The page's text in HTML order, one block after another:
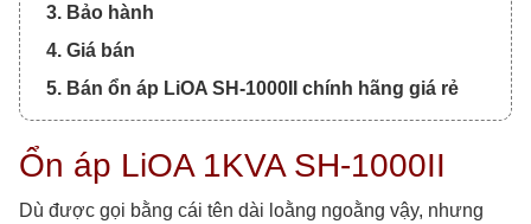
3. Bảo hành
4. Giá bán
5. Bán ổn áp LiOA SH-1000II chính hãng giá rẻ
Ổn áp LiOA 1KVA SH-1000II
Dù được gọi bằng cái tên dài loằng ngoằng vậy, nhưng